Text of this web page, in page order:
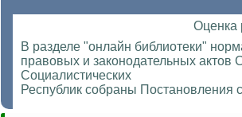
Оценка
В разделе "онлайн библиотеки"
правовых и законодательных актов
Социалистических
Республик собраны Постановления